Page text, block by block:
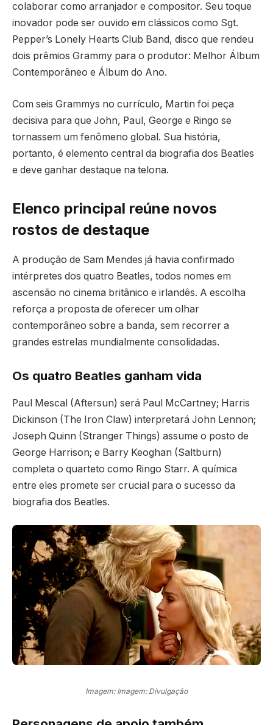
colaborar como arranjador e compositor. Seu toque
inovador pode ser ouvido em clássicos como Sgt.
Pepper’s Lonely Hearts Club Band, disco que rendeu
dois prêmios Grammy para o produtor: Melhor Álbum
Contemporâneo e Álbum do Ano.
Com seis Grammys no currículo, Martin foi peça
decisiva para que John, Paul, George e Ringo se
tornassem um fenômeno global. Sua história,
portanto, é elemento central da biografia dos Beatles
e deve ganhar destaque na telona.
Elenco principal reúne novos
rostos de destaque
A produção de Sam Mendes já havia confirmado
intérpretes dos quatro Beatles, todos nomes em
ascensão no cinema britânico e irlandês. A escolha
reforça a proposta de oferecer um olhar
contemporâneo sobre a banda, sem recorrer a
grandes estrelas mundialmente consolidadas.
Os quatro Beatles ganham vida
Paul Mescal (Aftersun) será Paul McCartney; Harris
Dickinson (The Iron Claw) interpretará John Lennon;
Joseph Quinn (Stranger Things) assume o posto de
George Harrison; e Barry Keoghan (Saltburn)
completa o quarteto como Ringo Starr. A química
entre eles promete ser crucial para o sucesso da
biografia dos Beatles.
Imagem: Imagem: Divulgação